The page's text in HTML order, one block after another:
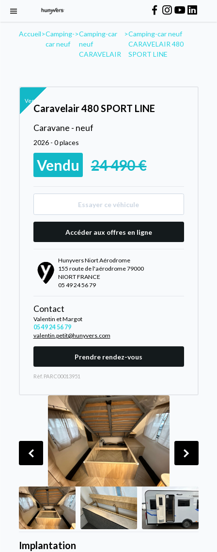
Accueil>Camping-
car neuf
>Camping-car
neuf
CARAVELAIR
>Camping-car neuf
CARAVELAIR 480
SPORT LINE
Vendu
Caravelair 480 SPORT LINE
Caravane - neuf
2026 - 0 places
Vendu 24 490 €
Essayer ce véhicule
Accéder aux offres en ligne
Hunyvers Niort Aérodrome
155 route de l'aérodrome 79000
NIORT FRANCE
05 49 24 56 79
Contact
Valentin et Margot
05 49 24 56 79
valentin.petit@hunyvers.com
Prendre rendez-vous
Rèf. PARC00013951
Implantation